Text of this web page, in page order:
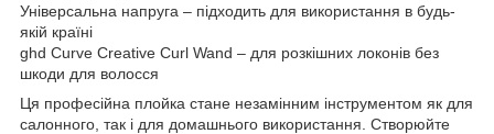
Універсальна напруга – підходить для використання в будь-
якій країні
ghd Curve Creative Curl Wand – для розкішних локонів без
шкоди для волосся
Ця професійна плойка стане незамінним інструментом як для
салонного, так і для домашнього використання. Створюйте